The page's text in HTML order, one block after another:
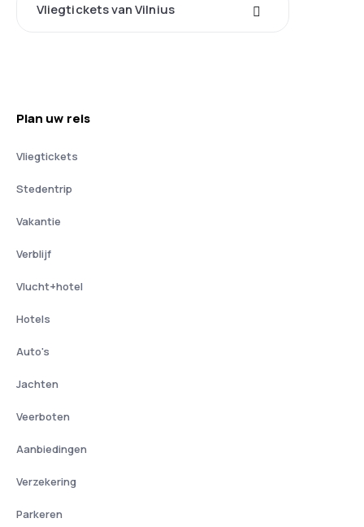
Vliegtickets van Vilnius
Plan uw reis
Vliegtickets
Stedentrip
Vakantie
Verblijf
Vlucht+hotel
Hotels
Auto's
Jachten
Veerboten
Aanbiedingen
Verzekering
Parkeren